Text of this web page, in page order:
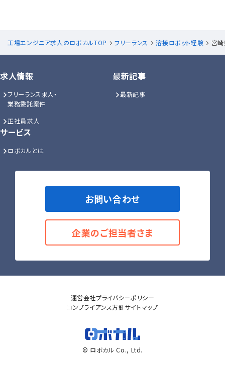
工場エンジニア求人のロボカルTOP フリーランス 溶接ロボット経験 宮
求人情報
フリーランス求人・
業務委託案件
正社員求人
最新記事
最新記事
サービス
ロボカルとは
お問い合わせ
企業のご担当者さま
運営会社プライバシーポリシー
コンプライアンス方針サイトマップ
© ロボカル Co., Ltd.